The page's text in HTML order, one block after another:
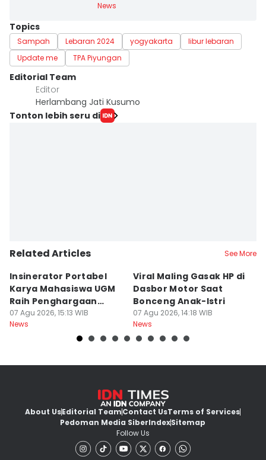
News
Topics
Sampah Lebaran 2024 yogyakarta
libur lebaran
Update me
TPA Piyungan
Editorial Team
Editor
Herlambang Jati Kusumo
Tonton lebih seru di
Related Articles See More
Insinerator Portabel
Karya Mahasiswa UGM
Raih Penghargaan
Internasional
07 Agu 2026, 15:13 WIB
News
Viral Maling Gasak HP di
Dasbor Motor Saat
Bonceng Anak-Istri
07 Agu 2026, 14:18 WIB
News
About UsEditorial TeamContact UsTerms of Services
Pedoman Media SiberIndexSitemap
Follow Us